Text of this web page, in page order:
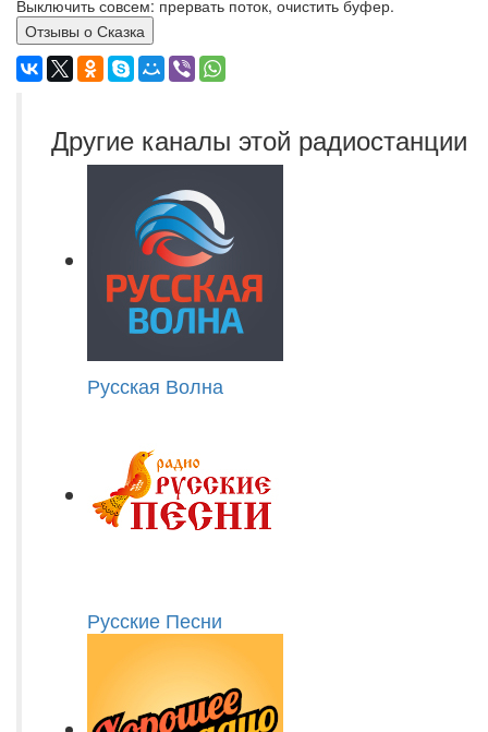
Выключить совсем: прервать поток, очистить буфер.
Отзывы о Сказка
Другие каналы этой радиостанции
Русская Волна
Русские Песни